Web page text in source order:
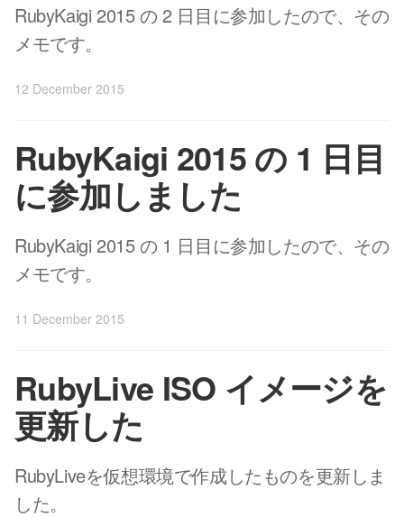
RubyKaigi 2015 の 2 日目に参加したので、その
メモです。
12 December 2015
RubyKaigi 2015 の 1 日目
に参加しました
RubyKaigi 2015 の 1 日目に参加したので、その
メモです。
11 December 2015
RubyLive ISO イメージを
更新した
RubyLiveを仮想環境で作成したものを更新しま
した。